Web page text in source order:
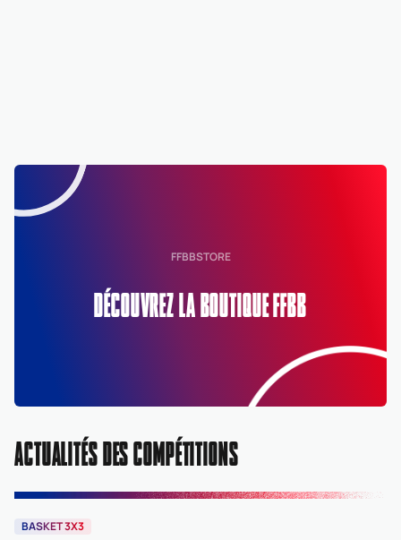
FFBBSTORE
DÉCOUVREZ LA BOUTIQUE FFBB
ACTUALITÉS DES COMPÉTITIONS
BASKET 3X3